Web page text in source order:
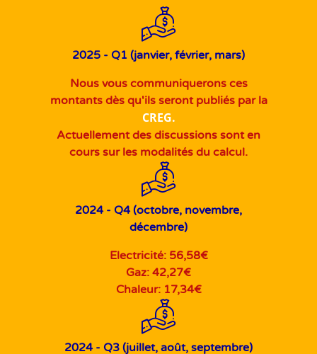
2025 - Q1 (janvier, février, mars)
Nous vous communiquerons ces
montants dès qu'ils seront publiés par la
CREG.
Actuellement des discussions sont en
cours sur les modalités du calcul.
2024 - Q4 (octobre, novembre,
décembre)
Electricité: 56,58€
Gaz: 42,27€
Chaleur: 17,34€
2024 - Q3 (juillet, août, septembre)